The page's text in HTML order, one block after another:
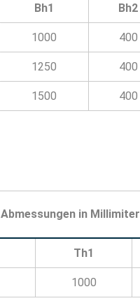
Bh1 Bh2
1000 400
1250 400
1500 400
Abmessungen in Millimiter
Th1
1000